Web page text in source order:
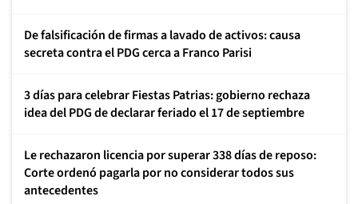
De falsificación de firmas a lavado de activos: causa
secreta contra el PDG cerca a Franco Parisi
3 días para celebrar Fiestas Patrias: gobierno rechaza
idea del PDG de declarar feriado el 17 de septiembre
Le rechazaron licencia por superar 338 días de reposo:
Corte ordenó pagarla por no considerar todos sus
antecedentes